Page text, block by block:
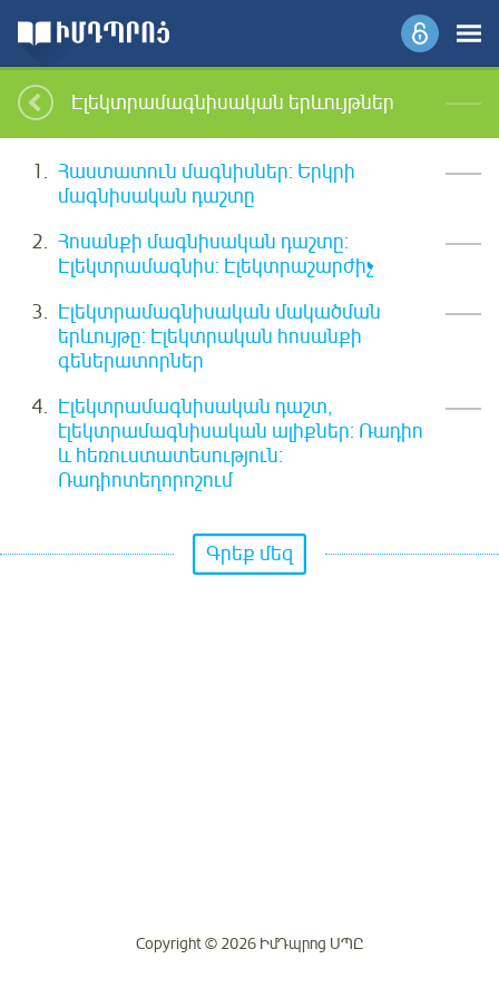
Էլեկտրամագնիսական երևույթներ
Հաստատուն մագնիսներ: Երկրի
մագնիսական դաշտը
Հոսանքի մագնիսական դաշտը:
Էլեկտրամագնիս: Էլեկտրաշարժիչ
Էլեկտրամագնիսական մակածման
երևույթը: Էլեկտրական հոսանքի
գեներատորներ
Էլեկտրամագնիսական դաշտ,
էլեկտրամագնիսական ալիքներ: Ռադիո
և հեռուստատեսություն:
Ռադիոտեղորոշում
Գրեք մեզ
Copyright © 2026 ԻմԴպրոց ՍՊԸ